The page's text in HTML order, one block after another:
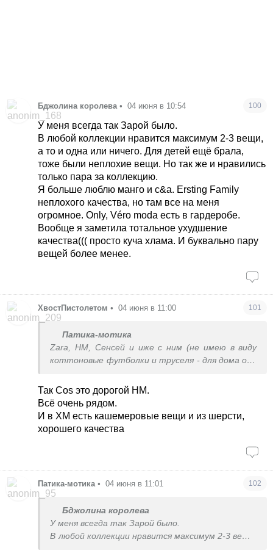
Бджолина королева • 04 июня в 10:54 100
У меня всегда так Зарой было.
В любой коллекции нравится максимум 2-3 вещи,
а то и одна или ничего. Для детей ещё брала,
тоже были неплохие вещи. Но так же и нравились
только пара за коллекцию.
Я больше люблю манго и с&а. Ersting Family
неплохого качества, но там все на меня
огромное. Only, Véro moda есть в гардеробе.
Вообще я заметила тотальное ухудшение
качества((( просто куча хлама. И буквально пару
вещей более менее.
ХвостПистолетом • 04 июня в 11:00 101
Патика-мотика
Zara, НМ, Сенсей и иже с ним (не имею в виду
коттоновые футболки и труселя - для дома они
Ну, странно было бы ожидать от брендов +/-
данной ценовой категории качества СOS или
Ральфа Лорена. В принципе, все вещи среднего
нормального качества, за исключением
Так Cos это дорогой HM.
Всё очень рядом.
И в ХМ есть кашемеровые вещи и из шерсти,
хорошего качества
Патика-мотика • 04 июня в 11:01 102
Бджолина королева
У меня всегда так Зарой было.
В любой коллекции нравится максимум 2-3 вещи,